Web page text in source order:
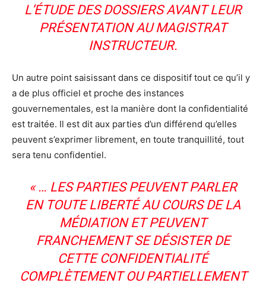
L’ÉTUDE DES DOSSIERS AVANT LEUR
PRÉSENTATION AU MAGISTRAT
INSTRUCTEUR.
Un autre point saisissant dans ce dispositif tout ce qu’il y
a de plus officiel et proche des instances
gouvernementales, est la manière dont la confidentialité
est traitée. Il est dit aux parties d’un différend qu’elles
peuvent s’exprimer librement, en toute tranquillité, tout
sera tenu confidentiel.
«… LES PARTIES PEUVENT PARLER
EN TOUTE LIBERTÉ AU COURS DE LA
MÉDIATION ET PEUVENT
FRANCHEMENT SE DÉSISTER DE
CETTE CONFIDENTIALITÉ
COMPLÈTEMENT OU PARTIELLEMENT